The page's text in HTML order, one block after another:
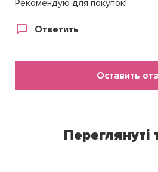
Рекомендую для покупок!
Ответить
Оставить
Переглянуті